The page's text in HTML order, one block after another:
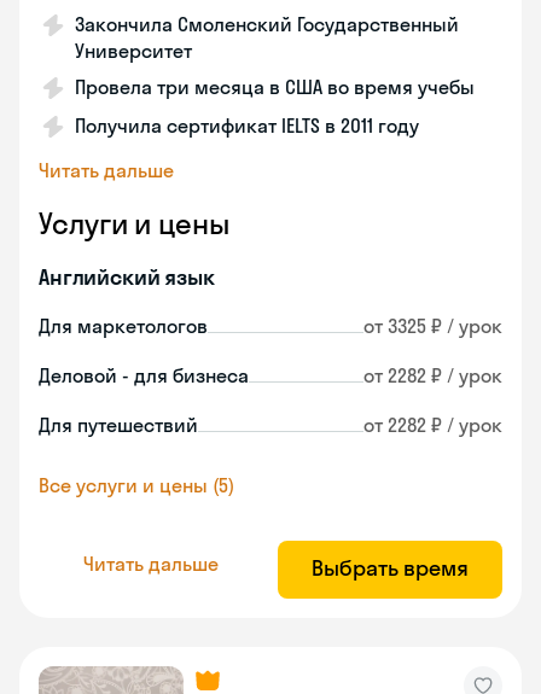
Закончила Смоленский Государственный
Университет
Провела три месяца в США во время учебы
Получила сертификат IELTS в 2011 году
Читать дальше
Услуги и цены
Английский язык
Для маркетологов от 3325 ₽ / урок
Деловой - для бизнеса от 2282 ₽ / урок
Для путешествий от 2282 ₽ / урок
Все услуги и цены (5)
Читать дальше Выбрать время